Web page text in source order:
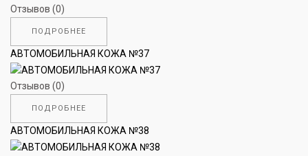
Отзывов (0)
ПОДРОБНЕЕ
АВТОМОБИЛЬНАЯ КОЖА №37
Отзывов (0)
ПОДРОБНЕЕ
АВТОМОБИЛЬНАЯ КОЖА №38